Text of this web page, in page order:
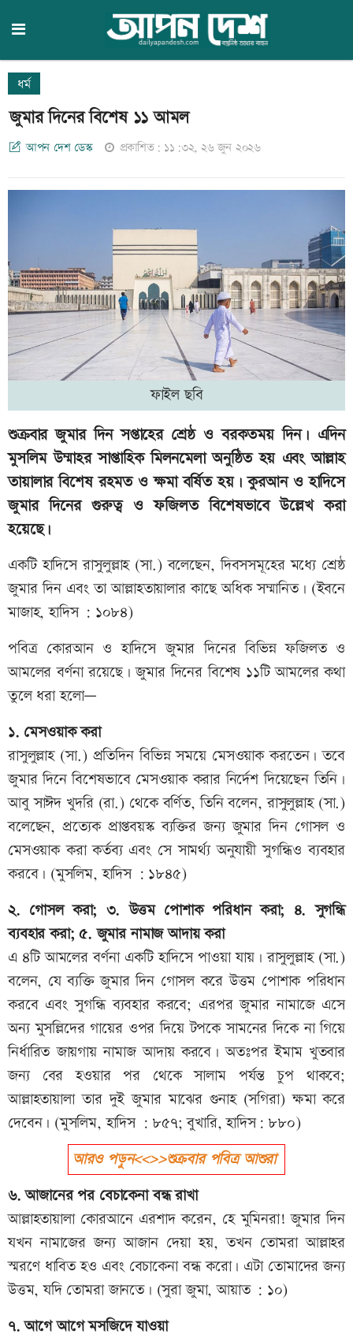
ধর্ম
জুমার দিনের বিশেষ ১১ আমল
আপন দেশ ডেস্ক প্রকাশিত: ১১:৩২, ২৬ জুন ২০২৬
ফাইল ছবি
শুক্রবার জুমার দিন সপ্তাহের শ্রেষ্ঠ ও বরকতময় দিন। এদিন
মুসলিম উম্মাহর সাপ্তাহিক মিলনমেলা অনুষ্ঠিত হয় এবং আল্লাহ
তায়ালার বিশেষ রহমত ও ক্ষমা বর্ষিত হয়। কুরআন ও হাদিসে
জুমার দিনের গুরুত্ব ও ফজিলত বিশেষভাবে উল্লেখ করা
হয়েছে।
একটি হাদিসে রাসুলুল্লাহ (সা.) বলেছেন, দিবসসমূহের মধ্যে শ্রেষ্ঠ
জুমার দিন এবং তা আল্লাহতায়ালার কাছে অধিক সম্মানিত। (ইবনে
মাজাহ, হাদিস : ১০৮৪)
পবিত্র কোরআন ও হাদিসে জুমার দিনের বিভিন্ন ফজিলত ও
আমলের বর্ণনা রয়েছে। জুমার দিনের বিশেষ ১১টি আমলের কথা
তুলে ধরা হলো—
১. মেসওয়াক করা
রাসুলুল্লাহ (সা.) প্রতিদিন বিভিন্ন সময়ে মেসওয়াক করতেন। তবে
জুমার দিনে বিশেষভাবে মেসওয়াক করার নির্দেশ দিয়েছেন তিনি।
আবু সাঈদ খুদরি (রা.) থেকে বর্ণিত, তিনি বলেন, রাসুলুল্লাহ (সা.)
বলেছেন, প্রত্যেক প্রাপ্তবয়স্ক ব্যক্তির জন্য জুমার দিন গোসল ও
মেসওয়াক করা কর্তব্য এবং সে সামর্থ্য অনুযায়ী সুগন্ধিও ব্যবহার
করবে। (মুসলিম, হাদিস : ১৮৪৫)
২. গোসল করা; ৩. উত্তম পোশাক পরিধান করা; ৪. সুগন্ধি
ব্যবহার করা; ৫. জুমার নামাজ আদায় করা
এ ৪টি আমলের বর্ণনা একটি হাদিসে পাওয়া যায়। রাসুলুল্লাহ (সা.)
বলেন, যে ব্যক্তি জুমার দিন গোসল করে উত্তম পোশাক পরিধান
করবে এবং সুগন্ধি ব্যবহার করবে; এরপর জুমার নামাজে এসে
অন্য মুসল্লিদের গায়ের ওপর দিয়ে টপকে সামনের দিকে না গিয়ে
নির্ধারিত জায়গায় নামাজ আদায় করবে। অতঃপর ইমাম খুতবার
জন্য বের হওয়ার পর থেকে সালাম পর্যন্ত চুপ থাকবে;
আল্লাহতায়ালা তার দুই জুমার মাঝের গুনাহ (সগিরা) ক্ষমা করে
দেবেন। (মুসলিম, হাদিস : ৮৫৭; বুখারি, হাদিস: ৮৮০)
আরও পড়ুন<<>>শুক্রবার পবিত্র আশুরা
৬. আজানের পর বেচাকেনা বন্ধ রাখা
আল্লাহতায়ালা কোরআনে এরশাদ করেন, হে মুমিনরা! জুমার দিন
যখন নামাজের জন্য আজান দেয়া হয়, তখন তোমরা আল্লাহর
স্মরণে ধাবিত হও এবং বেচাকেনা বন্ধ করো। এটা তোমাদের জন্য
উত্তম, যদি তোমরা জানতে। (সুরা জুমা, আয়াত : ১০)
৭. আগে আগে মসজিদে যাওয়া